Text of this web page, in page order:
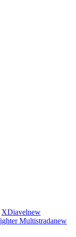
XDiavelnew
Multistradanew